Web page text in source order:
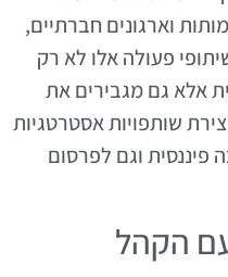
וארגונים חברתיים,
פעולה אלו לא רק
אלא גם מגבירים את
שותפויות אסטרטגיות
פיננסית וגם לפרסום
הקהל